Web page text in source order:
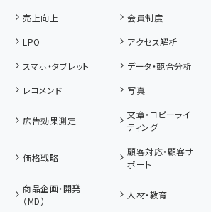
売上向上
会員制度
LPO
アクセス解析
スマホ・タブレット
データ・競合分析
レコメンド
写真
広告効果測定
文章・コピーライ
ティング
価格戦略
顧客対応・顧客サ
ポート
商品企画・開発
（MD）
人材・教育